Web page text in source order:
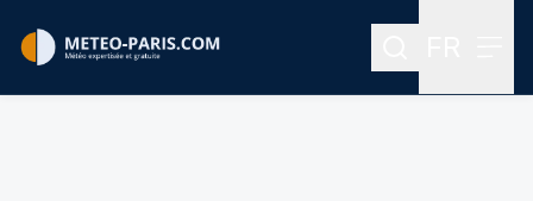
Rechercher